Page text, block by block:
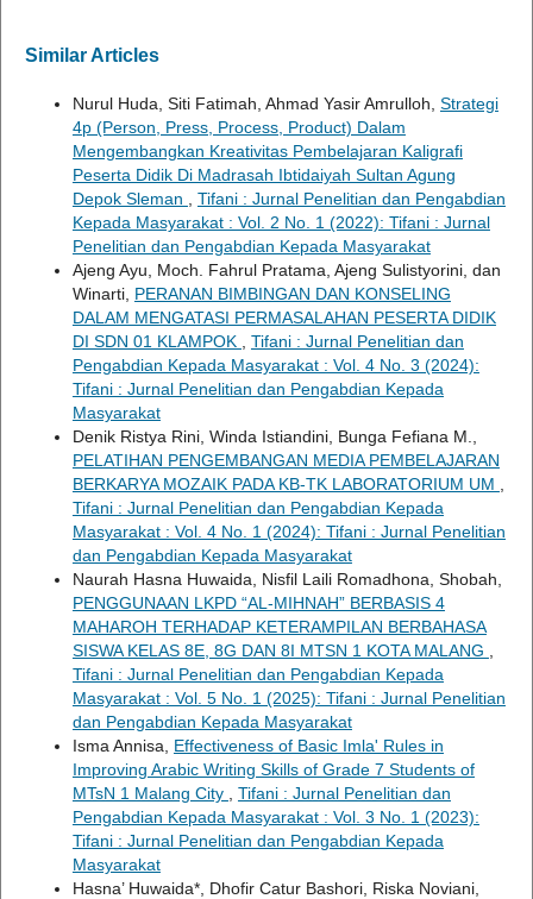
Similar Articles
Nurul Huda, Siti Fatimah, Ahmad Yasir Amrulloh, Strategi
4p (Person, Press, Process, Product) Dalam
Mengembangkan Kreativitas Pembelajaran Kaligrafi
Peserta Didik Di Madrasah Ibtidaiyah Sultan Agung
Depok Sleman
Tifani : Jurnal Penelitian dan Pengabdian
Kepada Masyarakat : Vol. 2 No. 1 (2022): Tifani : Jurnal
Penelitian dan Pengabdian Kepada Masyarakat
Ajeng Ayu, Moch. Fahrul Pratama, Ajeng Sulistyorini, dan
Winarti, PERANAN BIMBINGAN DAN KONSELING
DALAM MENGATASI PERMASALAHAN PESERTA DIDIK
DI SDN 01 KLAMPOK
Tifani : Jurnal Penelitian dan
Pengabdian Kepada Masyarakat : Vol. 4 No. 3 (2024):
Tifani : Jurnal Penelitian dan Pengabdian Kepada
Masyarakat
Denik Ristya Rini, Winda Istiandini, Bunga Fefiana M.,
PELATIHAN PENGEMBANGAN MEDIA PEMBELAJARAN
BERKARYA MOZAIK PADA KB-TK LABORATORIUM UM
Tifani : Jurnal Penelitian dan Pengabdian Kepada
Masyarakat : Vol. 4 No. 1 (2024): Tifani : Jurnal Penelitian
dan Pengabdian Kepada Masyarakat
Naurah Hasna Huwaida, Nisfil Laili Romadhona, Shobah,
PENGGUNAAN LKPD “AL-MIHNAH” BERBASIS 4
MAHAROH TERHADAP KETERAMPILAN BERBAHASA
SISWA KELAS 8E, 8G DAN 8I MTSN 1 KOTA MALANG
Tifani : Jurnal Penelitian dan Pengabdian Kepada
Masyarakat : Vol. 5 No. 1 (2025): Tifani : Jurnal Penelitian
dan Pengabdian Kepada Masyarakat
Isma Annisa, Effectiveness of Basic Imla' Rules in
Improving Arabic Writing Skills of Grade 7 Students of
MTsN 1 Malang City
Tifani : Jurnal Penelitian dan
Pengabdian Kepada Masyarakat : Vol. 3 No. 1 (2023):
Tifani : Jurnal Penelitian dan Pengabdian Kepada
Masyarakat
Hasna’ Huwaida*, Dhofir Catur Bashori, Riska Noviani,